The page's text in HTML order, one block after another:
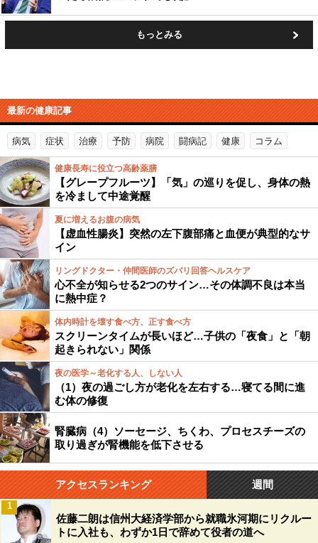
もっとみる
最新の健康記事
病気 症状 治療 予防 病院 闘病記 健康 コラム
健康長寿に役立つ高齢薬膳
【グレープフルーツ】「気」の巡りを促し、身体の熱
を冷まして中途覚醒
夏に増えるお腹の病気
【虚血性腸炎】突然の左下腹部痛と血便が典型的なサ
イン
リングドクター・仲間医師のズバリ回答ヘルスケア
心不全が知らせる2つのサイン…その体調不良は本当
に熱中症？
体内時計を壊す食べ方、正す食べ方
スクリーンタイムが長いほど…子供の「夜食」と「朝
起きられない」関係
夜の医学～老化する人、しない人
（1）夜の過ごし方が老化を左右する…寝てる間に進
む体の修復
腎臓病（4）ソーセージ、ちくわ、プロセスチーズの
取り過ぎが腎機能を低下させる
アクセスランキング 週間
佐藤二朗は信州大経済学部から就職氷河期にリクルー
トに入社も、わずか1日で辞めて役者の道へ
1